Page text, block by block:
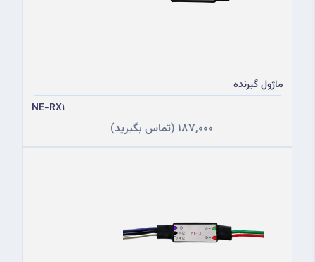
ماژول گیرنده
NE-RX1
187,000 (تماس بگیرید)